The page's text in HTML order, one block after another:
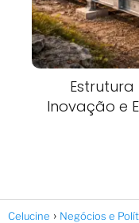
Inovação e
Celucine Negócios e